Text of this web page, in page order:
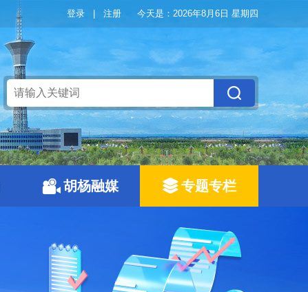
登录 注册 今天是： 2026年8月6日 星期四
胡杨融媒 专题专栏